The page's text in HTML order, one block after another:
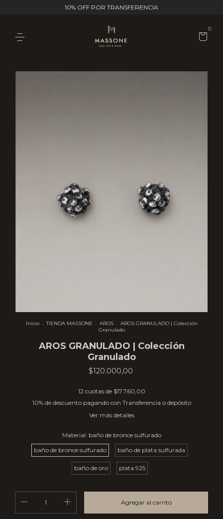
10% OFF POR TRANSFERENCIA
0
Inicio . TIENDA MASSONE . AROS . AROS GRANULADO | Colección
Granulado
AROS GRANULADO | Colección
Granulado
$120.000,00
12 cuotas de $17.760,00
10% de descuentopagando con Transferencia o depósito
Ver más detalles
Material: baño de bronce sulfurado
baño de bronce sulfurado
baño de plata sulfurada
baño de oro plata 925